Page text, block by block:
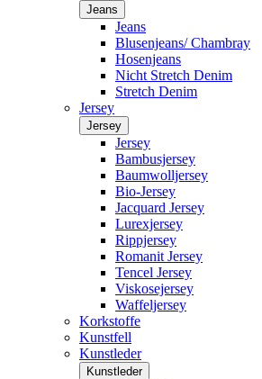
Jeans
Jeans
Blusenjeans/ Chambray
Hosenjeans
Nicht Stretch Denim
Stretch Denim
Jersey
Jersey
Jersey
Bambusjersey
Baumwolljersey
Bio-Jersey
Jacquard Jersey
Lurexjersey
Rippjersey
Romanit Jersey
Tencel Jersey
Viskosejersey
Waffeljersey
Korkstoffe
Kunstfell
Kunstleder
Kunstleder